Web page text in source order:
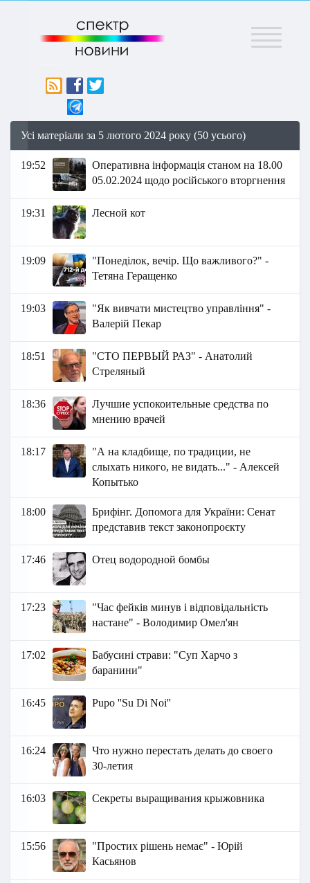
Меню
Усі матеріали за 5 лютого 2024 року (50 усього)
19:52
Оперативна інформація станом на 18.00
05.02.2024 щодо російського вторгнення
19:31 Лесной кот
19:09
"Понеділок, вечір. Що важливого?" -
Тетяна Геращенко
19:03
"Як вивчати мистецтво управління" -
Валерій Пекар
18:51
"СТО ПЕРВЫЙ РАЗ" - Анатолий
Стреляный
18:36
Лучшие успокоительные средства по
мнению врачей
18:17
"А на кладбище, по традиции, не
слыхать никого, не видать..." - Алексей
Копытько
18:00
Брифінг. Допомога для України: Сенат
представив текст законопроєкту
17:46 Отец водородной бомбы
17:23
"Час фейків минув і відповідальність
настане" - Володимир Омел'ян
17:02
Бабусині страви: "Суп Харчо з
баранини"
16:45 Pupo ''Su Di Noi''
16:24
Что нужно перестать делать до своего
30-летия
16:03 Секреты выращивания крыжовника
15:56
"Простих рішень немає" - Юрій
Касьянов